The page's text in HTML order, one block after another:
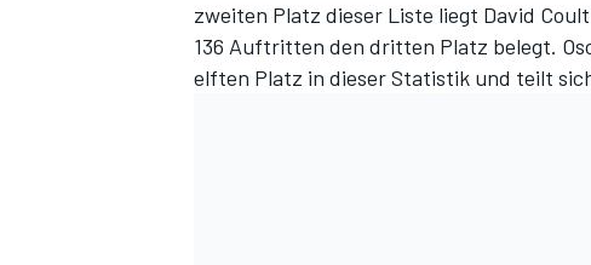
zweiten Platz dieser Liste liegt David
136 Auftritten den dritten Platz belegt.
elften Platz in dieser Statistik und teilt